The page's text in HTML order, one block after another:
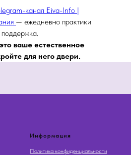
канал Eiva-Info |
— ежедневно практики
ваше естественное
для него двери.
Информация
Политика конфиденциальности